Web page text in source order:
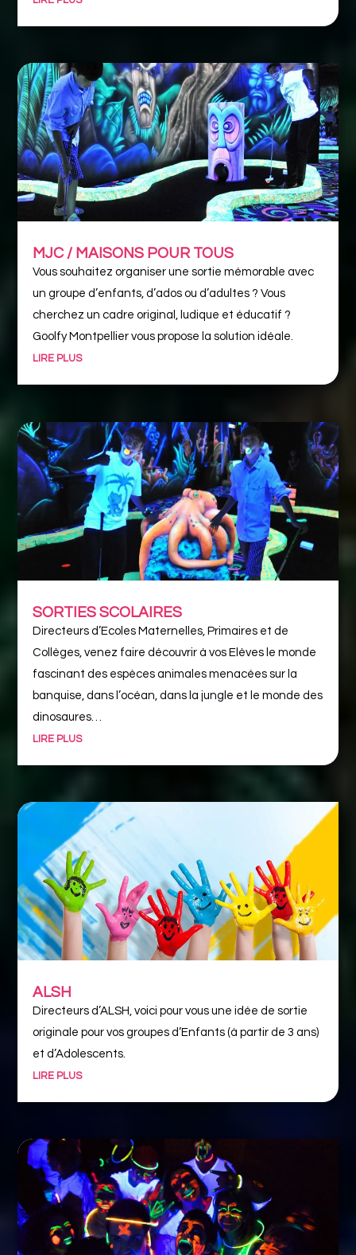
MJC / MAISONS POUR TOUS
Vous souhaitez organiser une sortie mémorable avec
un groupe d’enfants, d’ados ou d’adultes ? Vous
cherchez un cadre original, ludique et éducatif ?
Goolfy Montpellier vous propose la solution idéale.
LIRE PLUS
SORTIES SCOLAIRES
Directeurs d’Ecoles Maternelles, Primaires et de
Collèges, venez faire découvrir à vos Elèves le monde
fascinant des espèces animales menacées sur la
banquise, dans l’océan, dans la jungle et le monde des
dinosaures…
LIRE PLUS
ALSH
Directeurs d’ALSH, voici pour vous une idée de sortie
originale pour vos groupes d’Enfants (à partir de 3 ans)
et d’Adolescents.
LIRE PLUS